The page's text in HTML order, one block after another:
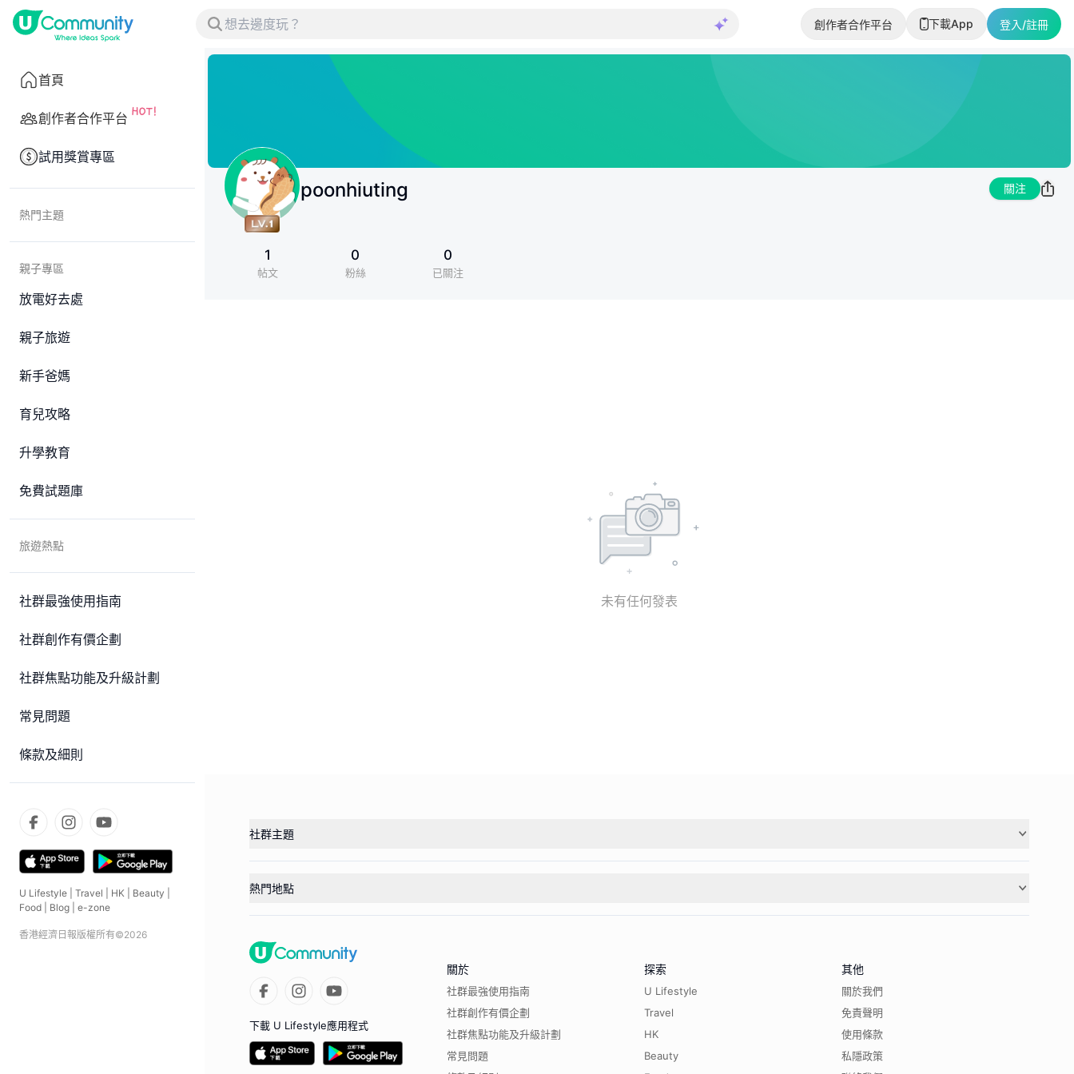
創作者合作平台 下載App 登入/註冊
首頁
創作者合作平台
試用獎賞專區
熱門主題
親子專區
放電好去處
親子旅遊
新手爸媽
育兒攻略
升學教育
免費試題庫
旅遊熱點
社群最強使用指南
社群創作有價企劃
社群焦點功能及升級計劃
常見問題
條款及細則
U Lifestyle Travel HK Beauty
Food
Blog e-zone
香港經濟日報版權所有©2026
poonhiuting 關注
1
帖文
0
粉絲
0
已關注
未有任何發表
社群主題
熱門地點
下載 U Lifestyle應用程式
關於
社群最強使用指南
社群創作有價企劃
社群焦點功能及升級計劃
常見問題
探索
U Lifestyle
Travel
HK
Beauty
其他
關於我們
免責聲明
使用條款
私隱政策